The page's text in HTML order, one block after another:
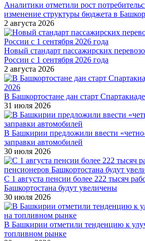
Аналитики отметили рост
изменение структуры бюджета в
2 августа 2026
Новый стандарт пассажирских
России с 1 сентября 2026 года
2 августа 2026
В Башкортостане дан старт
31 июля 2026
В Башкирии предложили ввести
заправки автомобилей
30 июля 2026
С 1 августа пенсии более 222 тысяч
Башкортостана будут увеличены
30 июля 2026
В Башкирии отметили тенденцию к
топливном рынке